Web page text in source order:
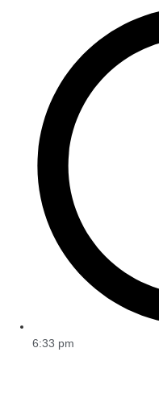
6:33 pm